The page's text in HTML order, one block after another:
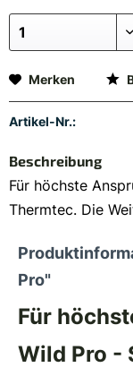
Merken
Artikel-Nr.:
Beschreibung
Für höchste
Thermtec. Die
Pro"
Für
Wild Pro -